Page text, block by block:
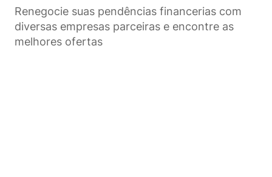
Renegocie suas pendências financerias com
diversas empresas parceiras e encontre as
melhores ofertas